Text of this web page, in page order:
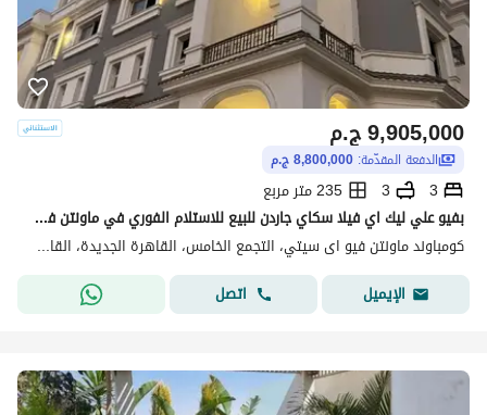
ج.م9,905,000
الدفعة المقدّمة: 8,800,000 ج.م
3
3
235 متر مربع
بفيو علي ليك اي فيلا سكاي جاردن للبيع للاستلام الفوري في ماونتن فيو اي سيتي القاهرة الجديدة Mountain View ICity New Cairo
كومباوند ماونتن فيو اى سيتي، التجمع الخامس، القاهرة الجديدة، القاهرة
الإيميل
اتصل